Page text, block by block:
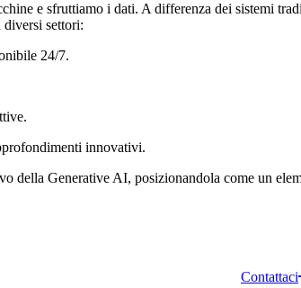
e sfruttiamo i dati. A differenza dei sistemi
diversi settori:
24/7.
innovativi.
della Generative AI, posizionandola come un
Contattaci